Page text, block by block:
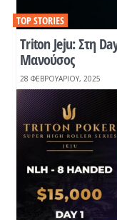
Τriton Jeju: Στη
Μανούσος
TOP STORIES
28 ΦΕΒΡΟΥΑΡΊΟΥ, 2025